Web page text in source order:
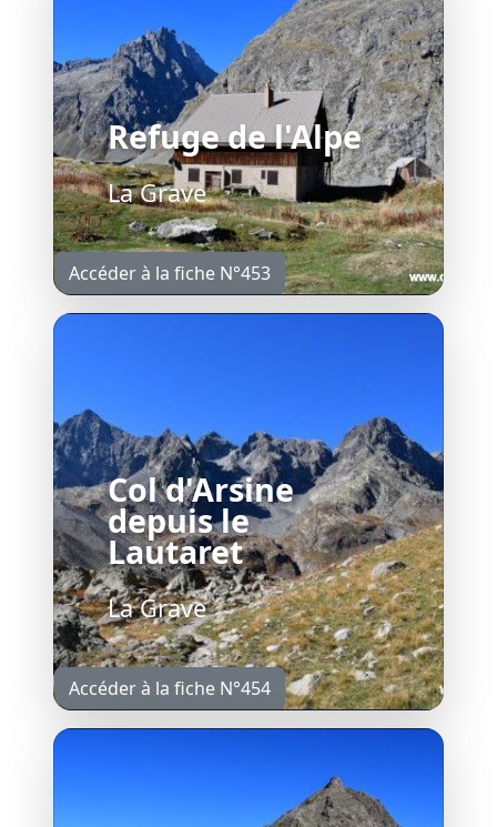
Refuge de l'Alpe
La Grave
Accéder à la fiche N°453
Col d'Arsine
depuis le
Lautaret
La Grave
Accéder à la fiche N°454